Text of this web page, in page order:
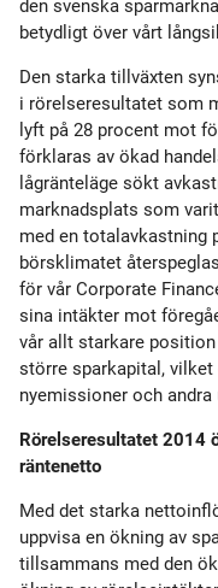
den svenska
betydligt över vårt
Den starka tillväxten
i rörelseresultatet som
lyft på 28 procent mot
förklaras av ökad
lågränteläge sökt
marknadsplats som
med en totalavkastning
börsklimatet
för vår Corporate
sina intäkter mot
vår allt starkare
större sparkapital,
nyemissioner och andra
Rörelseresultatet 2014
räntenetto
Med det starka
uppvisa en ökning av
tillsammans med den